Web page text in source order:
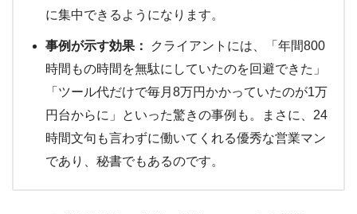
に集中できるようになります。
事例が示す効果：
クライアントには、「年間800
時間もの時間を無駄にしていたのを回避できた」
「ツール代だけで毎月8万円かかっていたのが1万
円台からに」といった驚きの事例も。まさに、24
時間文句も言わずに働いてくれる優秀な営業マン
であり、秘書でもあるのです。